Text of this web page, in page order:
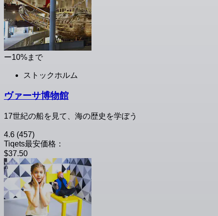
ー10%まで
ストックホルム
ヴァーサ博物館
17世紀の船を見て、海の歴史を学ぼう
4.6 (457)
Tiqets最安価格：
$37.50